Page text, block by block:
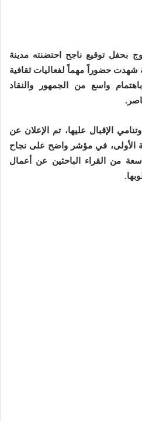
بحفل توقيع ناجح احتضنته مدينة
حضوراً مهماً لفعاليات ثقافية
واسع من الجمهور والنقاد
الإقبال عليها، تم الإعلان عن
الأولى، في مؤشر واضح على نجاح
من القراء الباحثين عن أعمال